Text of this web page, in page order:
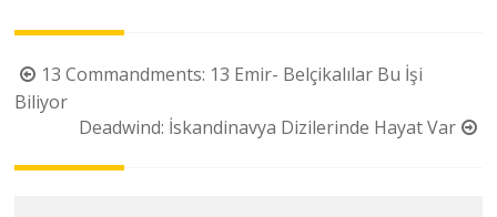
Yazı
dolaşımı
13 Commandments: 13 Emir- Belçikalılar Bu İşi
Biliyor
Deadwind: İskandinavya Dizilerinde Hayat Var